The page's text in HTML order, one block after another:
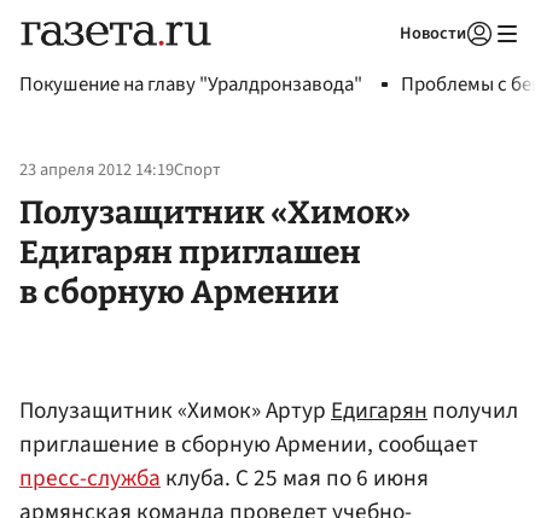
Новости
Покушение на главу "Уралдронзавода" Проблемы с
23 апреля 2012 14:19Спорт
Полузащитник «Химок»
Едигарян приглашен
в сборную Армении
Полузащитник «Химок» АртурЕдигарянполучил
приглашение в сборную Армении, сообщает
пресс-службаклуба. С 25 мая по 6 июня